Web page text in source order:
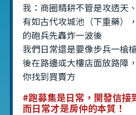
我：商圈精耕不管是攻透天
有如古代攻城池（下重藥）
的砲兵先轟炸一波後
我們日常還是要像步兵一槍
後在路邊或大樓店面放路障
你找到買賣方
#跑募集是日常，開發信接
而日常才是房仲的本質！